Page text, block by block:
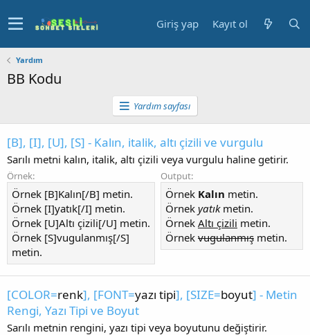
Giriş yap Kayıt ol
Yardım
BB Kodu
Yardım sayfası
[B], [I], [U], [S] - Kalın, italik, altı çizili ve vurgulu
Sarılı metni kalın, italik, altı çizili veya vurgulu haline getirir.
Örnek:
Örnek [B]Kalın[/B] metin.
Örnek [I]yatık[/I] metin.
Örnek [U]Altı çizili[/U] metin.
Örnek [S]vugulanmış[/S]
metin.
Output:
Örnek Kalın metin.
Örnek yatıkmetin.
Örnek Altı çizili metin.
Örnek vugulanmış metin.
[COLOR=renk], [FONT=yazı tipi], [SIZE=boyut] - Metin
Rengi, Yazı Tipi ve Boyut
Sarılı metnin rengini, yazı tipi veya boyutunu değiştirir.